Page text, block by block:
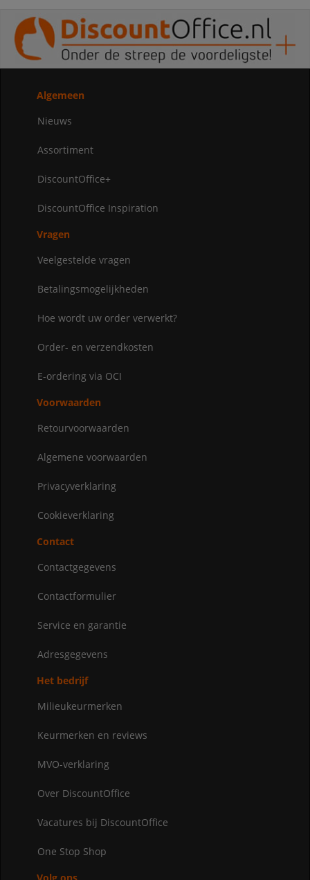
Algemeen
Nieuws
Assortiment
DiscountOffice+
DiscountOffice Inspiration
Vragen
Veelgestelde vragen
Betalingsmogelijkheden
Hoe wordt uw order verwerkt?
Order- en verzendkosten
E-ordering via OCI
Voorwaarden
Retourvoorwaarden
Algemene voorwaarden
Privacyverklaring
Cookieverklaring
Contact
Contactgegevens
Contactformulier
Service en garantie
Adresgegevens
Het bedrijf
Milieukeurmerken
Keurmerken en reviews
MVO-verklaring
Over DiscountOffice
Vacatures bij DiscountOffice
One Stop Shop